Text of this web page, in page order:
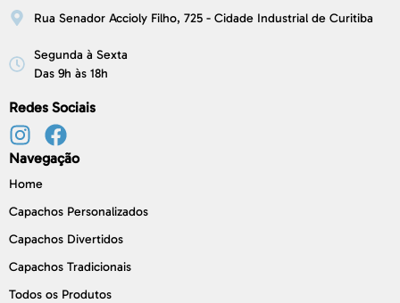
Rua Senador Accioly Filho, 725 - Cidade Industrial de Curitiba
Segunda à Sexta
Das 9h às 18h
Redes Sociais
Navegação
Home
Capachos Personalizados
Capachos Divertidos
Capachos Tradicionais
Todos os Produtos